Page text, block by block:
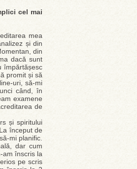
cel mai
mea
și din
din
dacă sunt
împărtășesc
promit și să
uri, să-mi
când, în
examene
de
și spiritului
început de
mi planific.
dar cum
am înscris la
pe scris